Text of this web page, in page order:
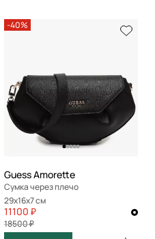
-40%
Guess Amorette
Сумка через плечо
29x16x7 см
11100 ₽
18500 ₽